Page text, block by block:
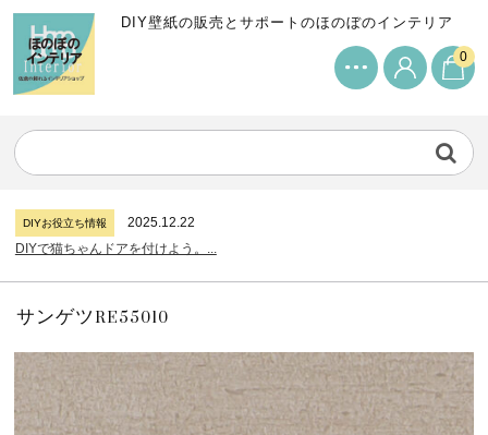
DIY壁紙の販売とサポートのほのぼのインテリア
0
DIYお役立ち情報
サンゲツリザーブの壁紙について...
糊付け壁紙のポイントについて...
DIYお役立ち情報
2025.12.22
DIYお役立ち情報
2024.7.11
サンゲツリザーブの壁紙について...
DIYお役立ち情報
2025.12.22
DIYで猫ちゃんドアを付けよう。...
DIYお役立ち情報
2024.7.11
サンゲツリザーブの壁紙について...
サンゲツRE55010